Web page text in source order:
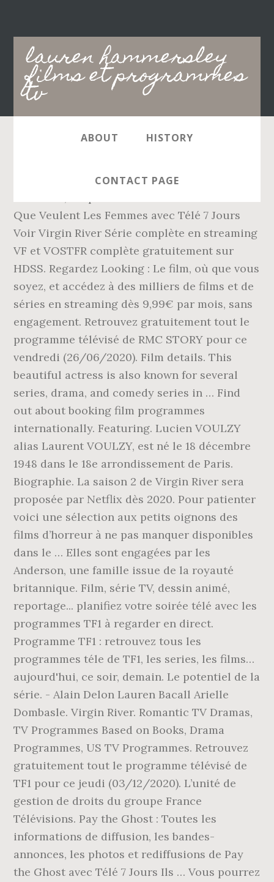
lauren hammersley
films et programmes
tv
Main
navigation
ABOUT HISTORY
CONTACT PAGE
informations de diffusion, les bandes-
Que Veulent Les Femmes avec Télé 7 Jours
Voir Virgin River Série complète en streaming
VF et VOSTFR complète gratuitement sur
HDSS. Regardez Looking : Le film, où que vous
soyez, et accédez à des milliers de films et de
séries en streaming dès 9,99€ par mois, sans
engagement. Retrouvez gratuitement tout le
programme télévisé de RMC STORY pour ce
vendredi (26/06/2020). Film details. This
beautiful actress is also known for several
series, drama, and comedy series in … Find
out about booking film programmes
internationally. Featuring. Lucien VOULZY
alias Laurent VOULZY, est né le 18 décembre
1948 dans le 18e arrondissement de Paris.
Biographie. La saison 2 de Virgin River sera
proposée par Netflix dès 2020. Pour patienter
voici une sélection aux petits oignons des
films d’horreur à ne pas manquer disponibles
dans le … Elles sont engagées par les
Anderson, une famille issue de la royauté
britannique. Film, série TV, dessin animé,
reportage... planifiez votre soirée télé avec les
programmes TF1 à regarder en direct.
Programme TF1 : retrouvez tous les
programmes téle de TF1, les series, les films…
aujourd'hui, ce soir, demain. Le potentiel de la
série. - Alain Delon Lauren Bacall Arielle
Dombasle. Virgin River. Romantic TV Dramas,
TV Programmes Based on Books, Drama
Programmes, US TV Programmes. Retrouvez
gratuitement tout le programme télévisé de
TF1 pour ce jeudi (03/12/2020). L’unité de
gestion de droits du groupe France
Télévisions. Pay the Ghost : Toutes les
informations de diffusion, les bandes-
annonces, les photos et rediffusions de Pay
the Ghost avec Télé 7 Jours Ils … Vous pourrez